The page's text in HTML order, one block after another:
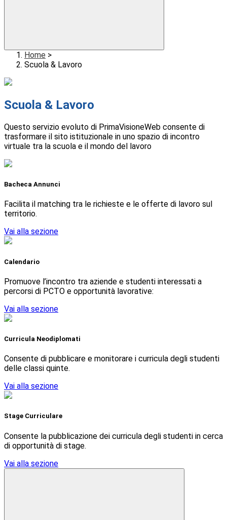
Home >
Scuola & Lavoro
Scuola & Lavoro
Questo servizio evoluto di PrimaVisioneWeb consente di
trasformare il sito istituzionale in uno spazio di incontro
virtuale tra la scuola e il mondo del lavoro
Bacheca Annunci
Facilita il matching tra le richieste e le offerte di lavoro sul
territorio.
Vai alla sezione
Calendario
Promuove l’incontro tra aziende e studenti interessati a
percorsi di PCTO e opportunità lavorative:
Vai alla sezione
Curricula Neodiplomati
Consente di pubblicare e monitorare i curricula degli studenti
delle classi quinte.
Vai alla sezione
Stage Curriculare
Consente la pubblicazione dei curricula degli studenti in cerca
di opportunità di stage.
Vai alla sezione